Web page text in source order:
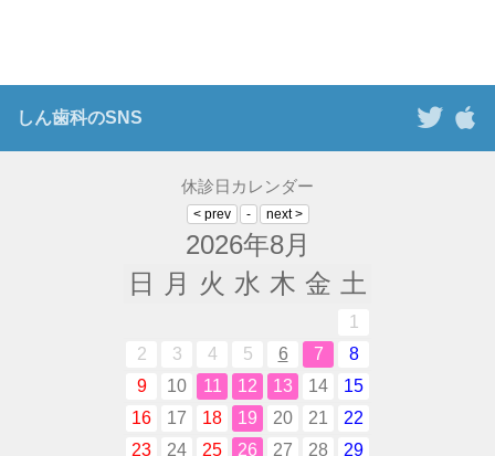
しん歯科のSNS
休診日カレンダー
2026年8月
日
月 火 水 木 金 土
1
2
3 4 5 6 7
8
9
10 11 12 13 14
15
16
17 18 19 20 21
22
23
24 25 26 27 28
29